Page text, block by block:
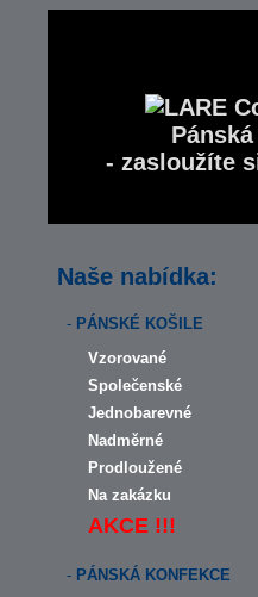
- zasloužíte
Naše nabídka:
- PÁNSKÉ KOŠILE
Vzorované
Společenské
Jednobarevné
Nadměrné
Prodloužené
Na zakázku
AKCE !!!
- PÁNSKÁ KONFEKCE